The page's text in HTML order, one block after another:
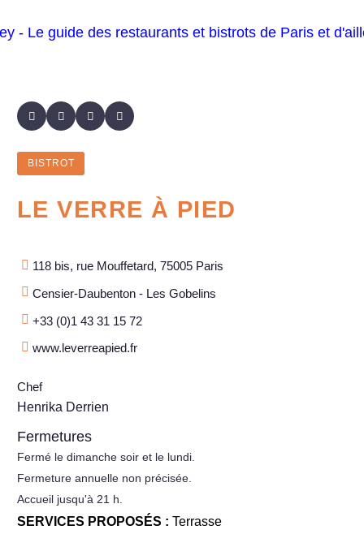
BISTROT
LE VERRE À PIED
118 bis, rue Mouffetard, 75005 Paris
Censier-Daubenton - Les Gobelins
+33 (0)1 43 31 15 72
www.leverreapied.fr
Chef
Henrika Derrien
Fermetures
Fermé le dimanche soir et le lundi.
Fermeture annuelle non précisée.
Accueil jusqu'à 21 h.
SERVICES PROPOSÉS : Terrasse